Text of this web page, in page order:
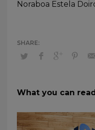
Noraboa Estela
What you can